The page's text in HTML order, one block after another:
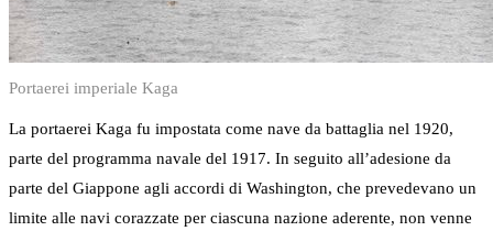
Portaerei imperiale Kaga
La portaerei Kaga fu impostata come nave da battaglia nel 1920,
parte del programma navale del 1917. In seguito all’adesione da
parte del Giappone agli accordi di Washington, che prevedevano un
limite alle navi corazzate per ciascuna nazione aderente, non venne